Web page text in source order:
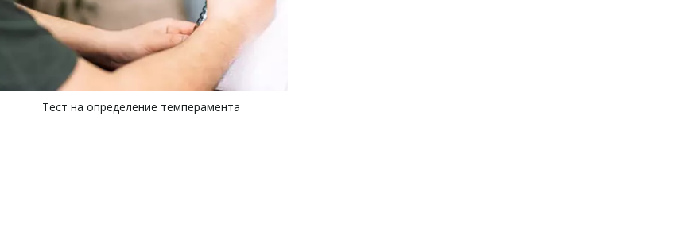
Тест на определение темперамента